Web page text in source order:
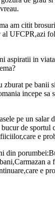
am citit
UFCPR,azi
aspiratii in
zburat pe banii
incepe sa
pe un salar
de sportul
e
din
a
e